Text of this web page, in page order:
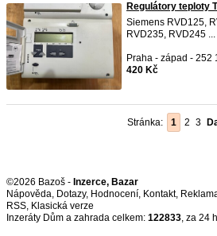
Regulátory teploty
Siemens RVD125,
RVD235, RVD245 ...
Praha - západ - 252
420 Kč
Stránka: 1 2 3
©2026 Bazoš - Inzerce, Bazar
Nápověda, Dotazy, Hodnocení, Kontakt,
RSS,
Inzeráty Dům a zahrada celkem: 122833, za 24